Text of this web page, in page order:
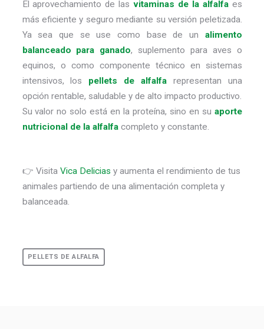
El aprovechamiento de las vitaminas de la alfalfaes
más eficiente y seguro mediante su versión peletizada.
Ya sea que se use como base de un alimento
balanceado para ganado, suplemento para aves o
equinos, o como componente técnico en sistemas
intensivos, los pellets de alfalfarepresentan una
opción rentable, saludable y de alto impacto productivo.
Su valor no solo está en la proteína, sino en su aporte
nutricional de la alfalfacompleto y constante.
👉 Visita Vica Delicias y aumenta el rendimiento de tus
animales partiendo de una alimentación completa y
balanceada.
PELLETS DE ALFALFA